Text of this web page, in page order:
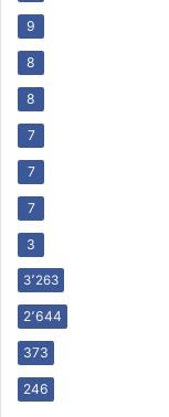
9
8
8
7
7
7
3
3٬263
2٬644
373
246